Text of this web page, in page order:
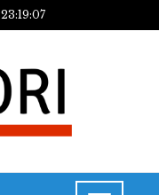
23:19:08